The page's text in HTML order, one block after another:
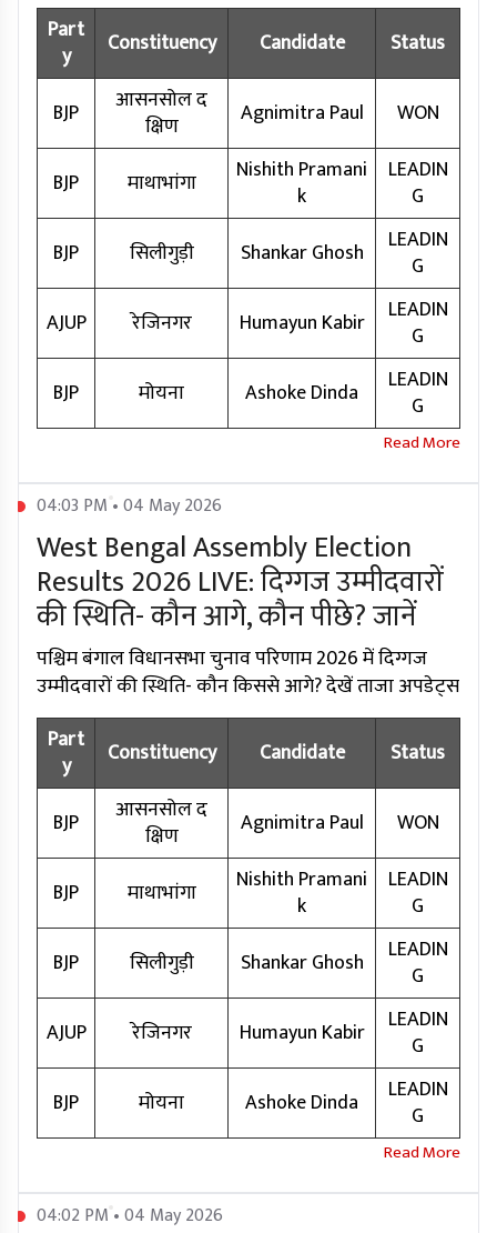
Part
y
Constituency Candidate Status
BJP
आसनसोल द
क्षिण
Agnimitra Paul WON
BJP माथाभांगा
Nishith Pramani
k
LEADIN
G
BJP
सिलीगुड़ी Shankar Ghosh
LEADIN
G
AJUP
रेजिनगर Humayun Kabir
LEADIN
G
BJP
मोयना Ashoke Dinda
LEADIN
G
04:03 PM • 04 May 2026
West Bengal Assembly Election
Results 2026 LIVE: दिग्गज उम्मीदवारों
की स्थिति- कौन आगे, कौन पीछे? जानें
पश्चिम बंगाल विधानसभा चुनाव परिणाम 2026 में दिग्गज
उम्मीदवारों की स्थिति- कौन किससे आगे? देखें ताजा अपडेट्स
Part
y
Constituency Candidate Status
BJP
आसनसोल द
क्षिण
Agnimitra Paul WON
BJP माथाभांगा
Nishith Pramani
k
LEADIN
G
BJP
सिलीगुड़ी Shankar Ghosh
LEADIN
G
AJUP
रेजिनगर Humayun Kabir
LEADIN
G
BJP
मोयना Ashoke Dinda
LEADIN
G
04:02 PM • 04 May 2026